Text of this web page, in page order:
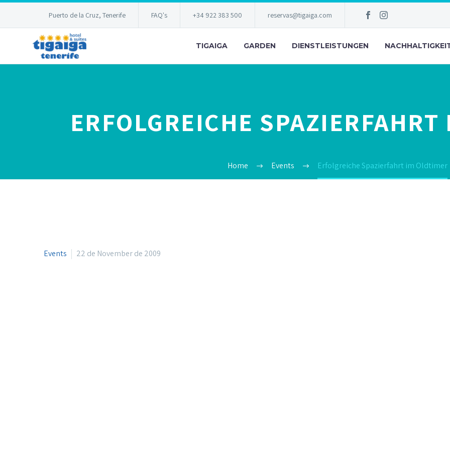
Puerto de la Cruz, Tenerife FAQ's +34 922 383 500 reservas@tigaiga.com
TIGAIGA GARDEN DIENSTLEISTUNGEN
ERFOLGREICHE
Home Events Erfolgreiche Spazierfahrt im Oldtimer
Events 22 de November de 2009